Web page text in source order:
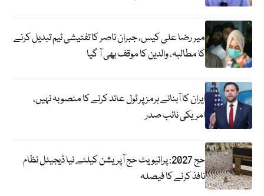
میر رضا علی کیس، جبران ناصر کا تفتیشی ٹیم تبدیل کرنے
کا مطالبہ، والدین کا موقف بھی آ گیا
ایران کا آبنائے ہرمز پر ٹول عائد کرنے کا منصوبہ نہیں،
امریکی نائب صدر
حج 2027: پرائیویٹ حج آپریشن کیلئے نیا ڈیجیٹل نظام
نافذ کرنے کا فیصلہ